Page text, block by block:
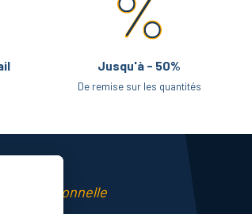
Jusqu'à - 50%
De remise sur les quantités
professionnelle